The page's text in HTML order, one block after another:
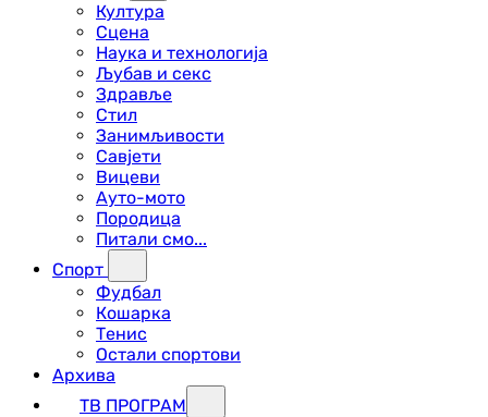
Култура
Сцена
Наука и технологија
Љубав и секс
Здравље
Стил
Занимљивости
Савјети
Вицеви
Ауто-мото
Породица
Питали смо...
Спорт
Фудбал
Кошарка
Тенис
Остали спортови
Архива
ТВ ПРОГРАМ